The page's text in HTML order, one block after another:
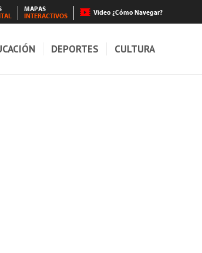
MAPAS
INTERACTIVOS
Video ¿Cómo Navegar?
DEPORTES CULTURA